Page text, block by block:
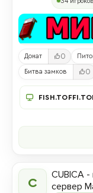
Донат 0
Битва замков 0
C
CUBICA
сервер